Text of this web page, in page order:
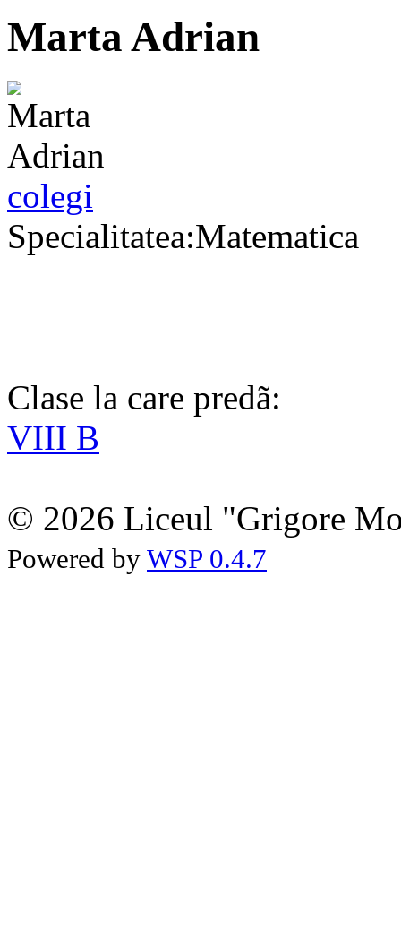
Marta Adrian
colegi
Specialitatea:Matematica
Clase la care predã:
VIII B
© 2026 Liceul "Grigore
Powered by WSP 0.4.7